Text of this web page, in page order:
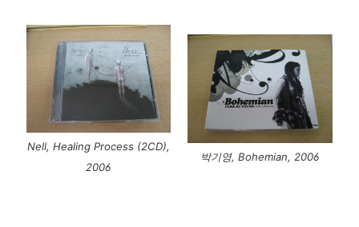
Nell, Healing Process (2CD),
2006
박기영, Bohemian, 2006